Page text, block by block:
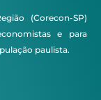
(Corecon-SP)
e para
paulista.